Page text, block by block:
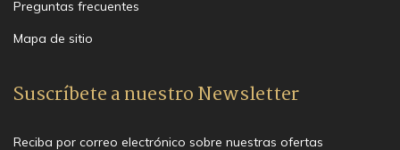
Preguntas frecuentes
Mapa de sitio
Suscríbete a nuestro Newsletter
Reciba por correo electrónico sobre nuestras ofertas